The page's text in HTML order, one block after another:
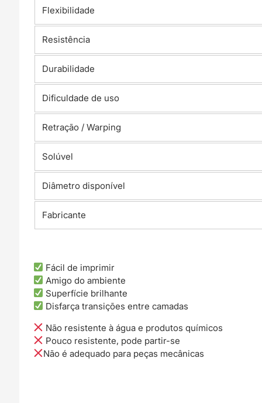
Flexibilidade
Resistência
Durabilidade
Dificuldade de uso
Retração / Warping
Solúvel
Diâmetro disponível
Fabricante
Fácil de imprimir
Amigo do ambiente
Superfície brilhante
Disfarça transições entre camadas
Não resistente à água e produtos químicos
Pouco resistente, pode partir-se
Não é adequado para peças mecânicas